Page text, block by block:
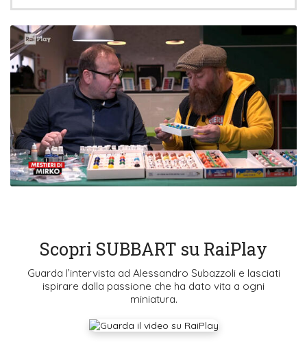
Scopri SUBBART su RaiPlay
Guarda l’intervista ad Alessandro Subazzoli e lasciati
ispirare dalla passione che ha dato vita a ogni
miniatura.